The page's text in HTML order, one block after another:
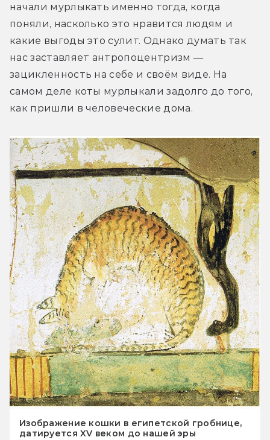
начали мурлыкать именно тогда, когда
поняли, насколько это нравится людям и
какие выгоды это сулит. Однако думать так
нас заставляет антропоцентризм —
зацикленность на себе и своём виде. На
самом деле коты мурлыкали задолго до того,
как пришли в человеческие дома.
Изображение кошки в египетской гробнице,
датируется XV веком до нашей эры